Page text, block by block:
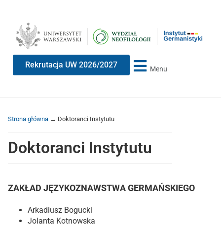
nawigacji
Rekrutacja UW 2026/2027 Menu
Strona główna → Doktoranci Instytutu
Doktoranci Instytutu
ZAKŁAD JĘZYKOZNAWSTWA GERMAŃSKIEGO
Arkadiusz Bogucki
Jolanta Kotnowska